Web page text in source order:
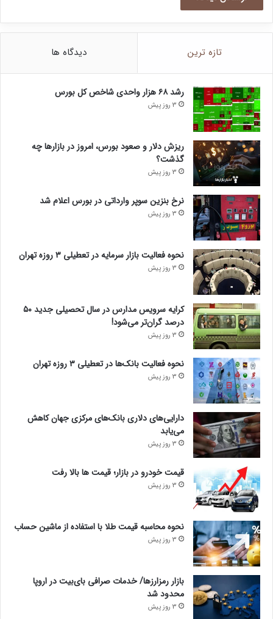
تازه ترین دیدگاه ها
رشد ۶۸ هزار واحدی شاخص کل بورس
3 روز پیش
ریزش دلار و صعود بورس، امروز در بازارها چه
گذشت؟
3 روز پیش
نرخ بنزین سوپر وارداتی در بورس اعلام شد
3 روز پیش
نحوه فعالیت بازار سرمایه در تعطیلی ۳ روزه تهران
3 روز پیش
کرایه سرویس مدارس در سال تحصیلی جدید ۵۰
درصد گران‌تر می‌شود!
3 روز پیش
نحوه فعالیت بانک‌ها در تعطیلی ۳ روزه تهران
3 روز پیش
دارایی‌های دلاری بانک‌های مرکزی جهان کاهش
می‌یابد
3 روز پیش
قیمت خودرو در بازار؛ قیمت ها بالا رفت
3 روز پیش
نحوه محاسبه قیمت طلا با استفاده از ماشین حساب
3 روز پیش
بازار رمزارزها/ خدمات صرافی بای‌بیت در اروپا
محدود شد
3 روز پیش